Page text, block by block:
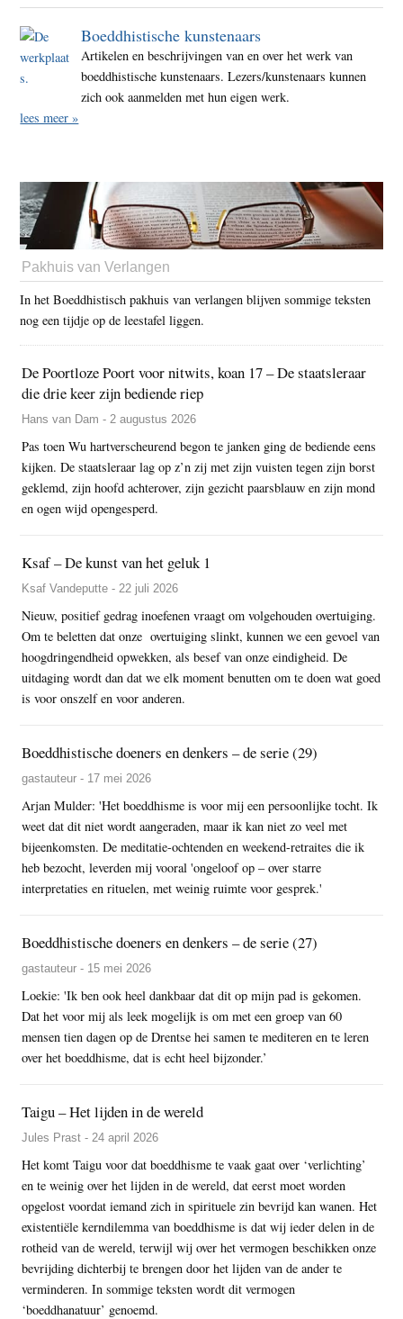
Boeddhistische kunstenaars
Artikelen en beschrijvingen van en over het werk van
boeddhistische kunstenaars. Lezers/kunstenaars kunnen
zich ook aanmelden met hun eigen werk.
lees meer »
Pakhuis van Verlangen
In het Boeddhistisch pakhuis van verlangen blijven sommige teksten
nog een tijdje op de leestafel liggen.
De Poortloze Poort voor nitwits, koan 17 – De staatsleraar
die drie keer zijn bediende riep
Hans van Dam - 2 augustus 2026
Pas toen Wu hartverscheurend begon te janken ging de bediende eens
kijken. De staatsleraar lag op z’n zij met zijn vuisten tegen zijn borst
geklemd, zijn hoofd achterover, zijn gezicht paarsblauw en zijn mond
en ogen wijd opengesperd.
Ksaf – De kunst van het geluk 1
Ksaf Vandeputte - 22 juli 2026
Nieuw, positief gedrag inoefenen vraagt om volgehouden overtuiging.
Om te beletten dat onze overtuiging slinkt, kunnen we een gevoel van
hoogdringendheid opwekken, als besef van onze eindigheid. De
uitdaging wordt dan dat we elk moment benutten om te doen wat goed
is voor onszelf en voor anderen.
Boeddhistische doeners en denkers – de serie (29)
gastauteur - 17 mei 2026
Arjan Mulder: 'Het boeddhisme is voor mij een persoonlijke tocht. Ik
weet dat dit niet wordt aangeraden, maar ik kan niet zo veel met
bijeenkomsten. De meditatie-ochtenden en weekend-retraites die ik
heb bezocht, leverden mij vooral 'ongeloof op – over starre
interpretaties en rituelen, met weinig ruimte voor gesprek.'
Boeddhistische doeners en denkers – de serie (27)
gastauteur - 15 mei 2026
Loekie: 'Ik ben ook heel dankbaar dat dit op mijn pad is gekomen.
Dat het voor mij als leek mogelijk is om met een groep van 60
mensen tien dagen op de Drentse hei samen te mediteren en te leren
over het boeddhisme, dat is echt heel bijzonder.’
Taigu – Het lijden in de wereld
Jules Prast - 24 april 2026
Het komt Taigu voor dat boeddhisme te vaak gaat over ‘verlichting’
en te weinig over het lijden in de wereld, dat eerst moet worden
opgelost voordat iemand zich in spirituele zin bevrijd kan wanen. Het
existentiële kerndilemma van boeddhisme is dat wij ieder delen in de
rotheid van de wereld, terwijl wij over het vermogen beschikken onze
bevrijding dichterbij te brengen door het lijden van de ander te
verminderen. In sommige teksten wordt dit vermogen
‘boeddhanatuur’ genoemd.